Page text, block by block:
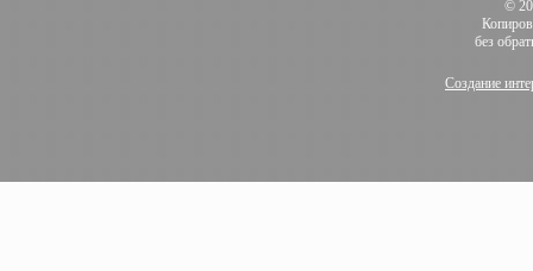
©
без
Создание